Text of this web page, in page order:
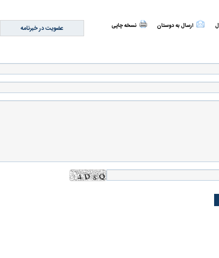
ارسال به دوستان نسخه چاپی عضویت در خبرنامه
حجازی درباره
ببینید| انیمیشن لگویی حمله به کویت با
جنگنده اف-۵
ببینید| نظر
گوگوش خبرساز